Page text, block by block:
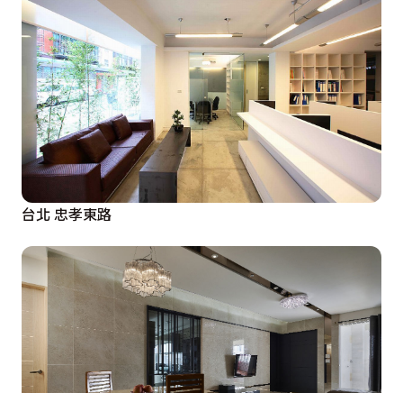
台北 忠孝東路